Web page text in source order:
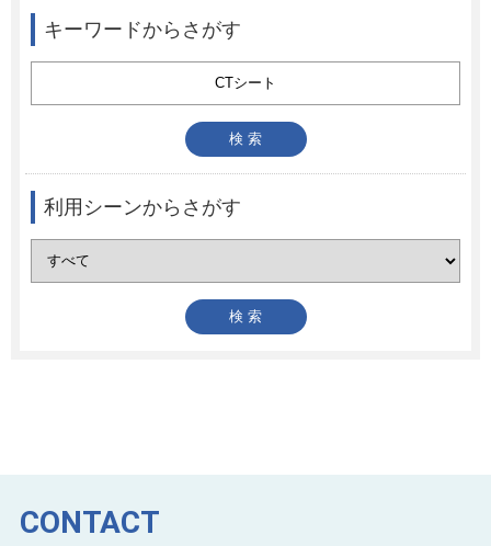
キーワードからさがす
利用シーンからさがす
CONTACT